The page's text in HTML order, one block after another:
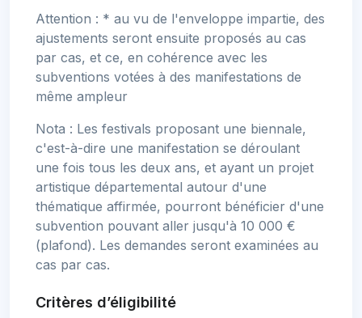
Attention : * au vu de l'enveloppe impartie, des
ajustements seront ensuite proposés au cas
par cas, et ce, en cohérence avec les
subventions votées à des manifestations de
même ampleur
Nota : Les festivals proposant une biennale,
c'est-à-dire une manifestation se déroulant
une fois tous les deux ans, et ayant un projet
artistique départemental autour d'une
thématique affirmée, pourront bénéficier d'une
subvention pouvant aller jusqu'à 10 000 €
(plafond). Les demandes seront examinées au
cas par cas.
Critères d’éligibilité